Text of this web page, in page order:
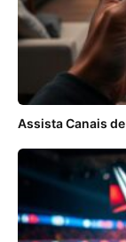
Assista Canais